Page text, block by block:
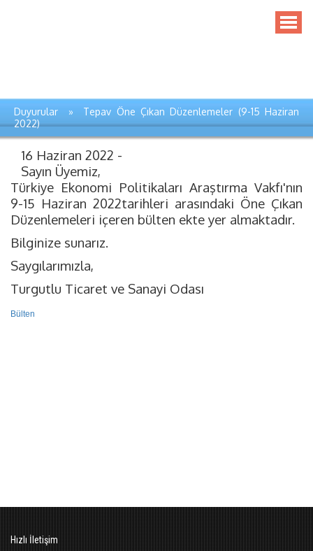
Duyurular » Tepav Öne Çıkan Düzenlemeler (9-15 Haziran
2022)
16 Haziran 2022 -
Sayın Üyemiz,
Türkiye Ekonomi Politikaları Araştırma Vakfı'nın
9-15 Haziran 2022tarihleri arasındaki Öne Çıkan
Düzenlemeleri içeren bülten ekte yer almaktadır.
Bilginize sunarız.
Saygılarımızla,
Turgutlu Ticaret ve Sanayi Odası
Bülten
Hızlı İletişim